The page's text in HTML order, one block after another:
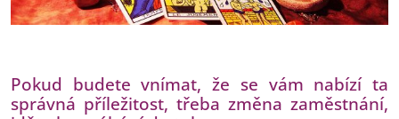
Pokud budete vnímat, že se vám nabízí ta
správná příležitost, třeba změna zaměstnání,